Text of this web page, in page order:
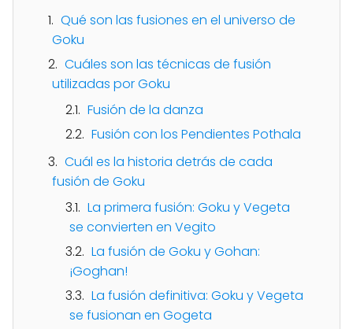
Qué son las fusiones en el universo de
Goku
Cuáles son las técnicas de fusión
utilizadas por Goku
Fusión de la danza
Fusión con los Pendientes Pothala
Cuál es la historia detrás de cada
fusión de Goku
La primera fusión: Goku y Vegeta
se convierten en Vegito
La fusión de Goku y Gohan:
¡Goghan!
La fusión definitiva: Goku y Vegeta
se fusionan en Gogeta